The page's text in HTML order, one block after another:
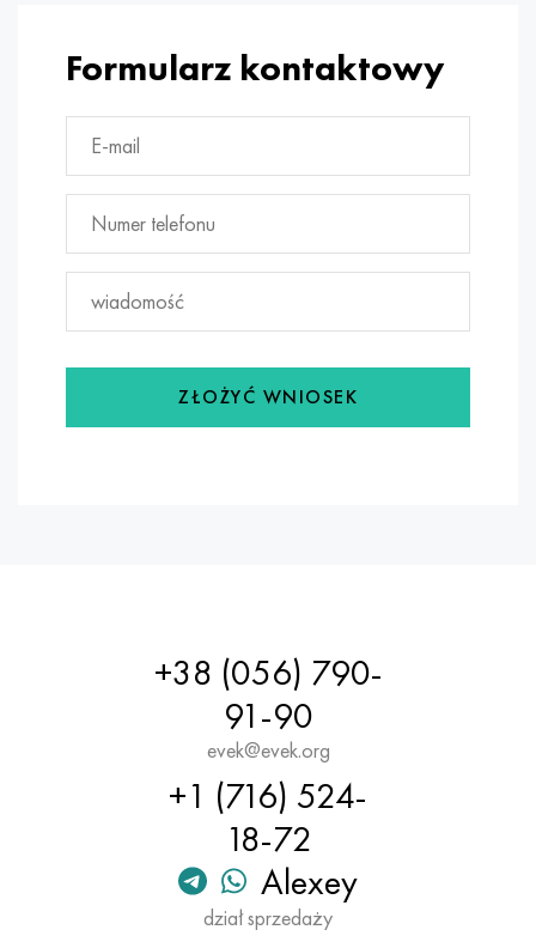
Formularz kontaktowy
ZŁOŻYĆ WNIOSEK
+38 (056) 790-
91-90
evek@evek.org
+1 (716) 524-
18-72
Alexey
dział sprzedaży